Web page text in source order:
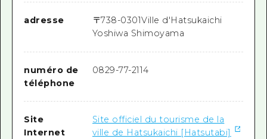
adresse 〒738-0301Ville d'Hatsukaichi
Yoshiwa Shimoyama
numéro de
téléphone
0829-77-2114
Site
Internet
Site officiel du tourisme de la
ville de Hatsukaichi [Hatsutabi]